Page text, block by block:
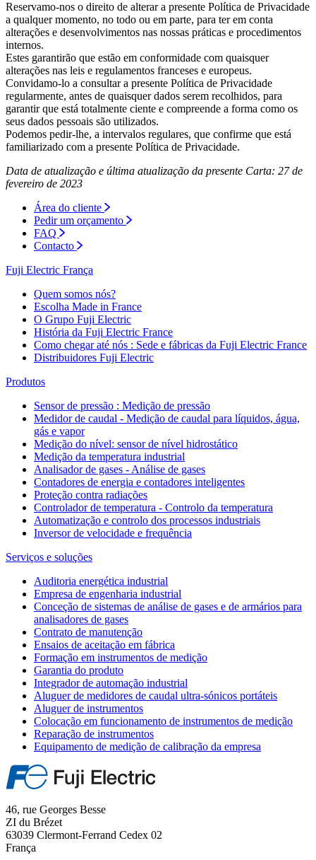
Reservamo-nos o direito de alterar a presente Política de Privacidade
a qualquer momento, no todo ou em parte, para ter em conta
alterações e desenvolvimentos nas nossas práticas e procedimentos
internos.
Estes garantirão que estão em conformidade com quaisquer
alterações nas leis e regulamentos franceses e europeus.
Convidamo-lo a consultar a presente Política de Privacidade
regularmente, antes de quaisquer dados serem recolhidos, para
garantir que está totalmente ciente e compreende a forma como os
seus dados pessoais são utilizados.
Podemos pedir-lhe, a intervalos regulares, que confirme que está
familiarizado com a presente Política de Privacidade.
Data de atualização e última atualização da presente Carta: 27 de
fevereiro de 2023
Área do cliente
Pedir um orçamento
FAQ
Contacto
Fuji Electric França
Quem somos nós?
Escolha Made in France
O Grupo Fuji Electric
História da Fuji Electric France
Como chegar até nós : Sede e fábricas da Fuji Electric France
Distribuidores Fuji Electric
Produtos
Sensor de pressão : Medição de pressão
Medidor de caudal - Medição de caudal para líquidos, água,
gás e vapor
Medição do nível: sensor de nível hidrostático
Medição da temperatura industrial
Analisador de gases - Análise de gases
Contadores de energia e contadores inteligentes
Proteção contra radiações
Controlador de temperatura - Controlo da temperatura
Automatização e controlo dos processos industriais
Inversor de velocidade e frequência
Serviços e soluções
Auditoria energética industrial
Empresa de engenharia industrial
Conceção de sistemas de análise de gases e de armários para
analisadores de gases
Contrato de manutenção
Ensaios de aceitação em fábrica
Formação em instrumentos de medição
Garantia do produto
Integrador de automação industrial
Aluguer de medidores de caudal ultra-sónicos portáteis
Aluguer de instrumentos
Colocação em funcionamento de instrumentos de medição
Reparação de instrumentos
Equipamento de medição de calibração da empresa
46, rue Georges Besse
ZI du Brézet
63039 Clermont-Ferrand Cedex 02
França